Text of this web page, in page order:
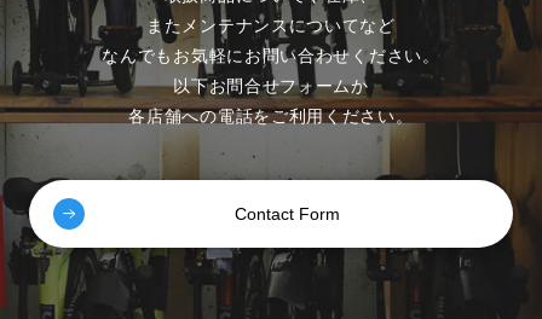
またメンテナンスについてなど
なんでもお気軽にお問い合わせください。
以下お問合せフォームか
各店舗への電話をご利用ください。
Contact Form